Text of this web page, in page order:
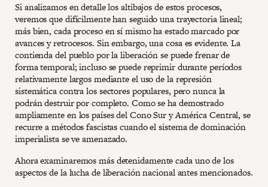
Si analizamos en detalle los altibajos de estos procesos,
veremos que difícilmente han seguido una trayectoria lineal;
más bien, cada proceso en sí mismo ha estado marcado por
avances y retrocesos. Sin embargo, una cosa es evidente. La
contienda del pueblo por la liberación se puede frenar de
forma temporal; incluso se puede reprimir durante períodos
relativamente largos mediante el uso de la represión
sistemática contra los sectores populares, pero nunca la
podrán destruir por completo. Como se ha demostrado
ampliamente en los países del Cono Sur y América Central, se
recurre a métodos fascistas cuando el sistema de dominación
imperialista se ve amenazado.
Ahora examinaremos más detenidamente cada uno de los
aspectos de la lucha de liberación nacional antes mencionados.